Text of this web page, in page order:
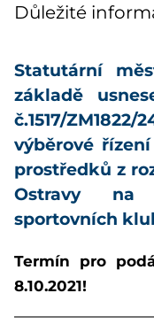
Důležité
Statutární
základě
č.1517/
výběrové
prostředků z
Ostravy na
sportovních
Termín pro
8.10.2021!